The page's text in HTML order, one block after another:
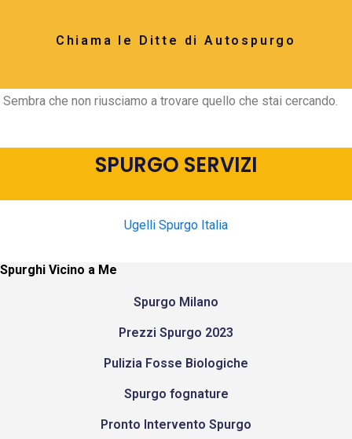
Chiama le Ditte di Autospurgo
Sembra che non riusciamo a trovare quello che stai cercando.
SPURGO SERVIZI
Ugelli Spurgo Italia
Spurghi Vicino a Me
Spurgo Milano
Prezzi Spurgo 2023
Pulizia Fosse Biologiche
Spurgo fognature
Pronto Intervento Spurgo